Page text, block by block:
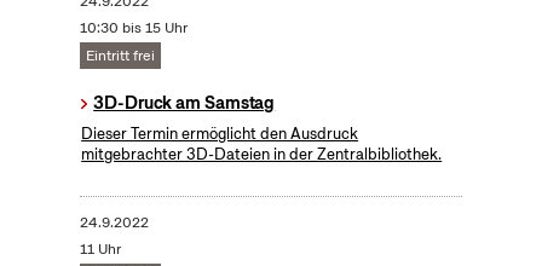
10:30 bis 15 Uhr
Eintritt frei
3D-Druck am Samstag
Dieser Termin ermöglicht den Ausdruck
mitgebrachter 3D-Dateien in der Zentralbibliothek.
24.9.2022
11 Uhr